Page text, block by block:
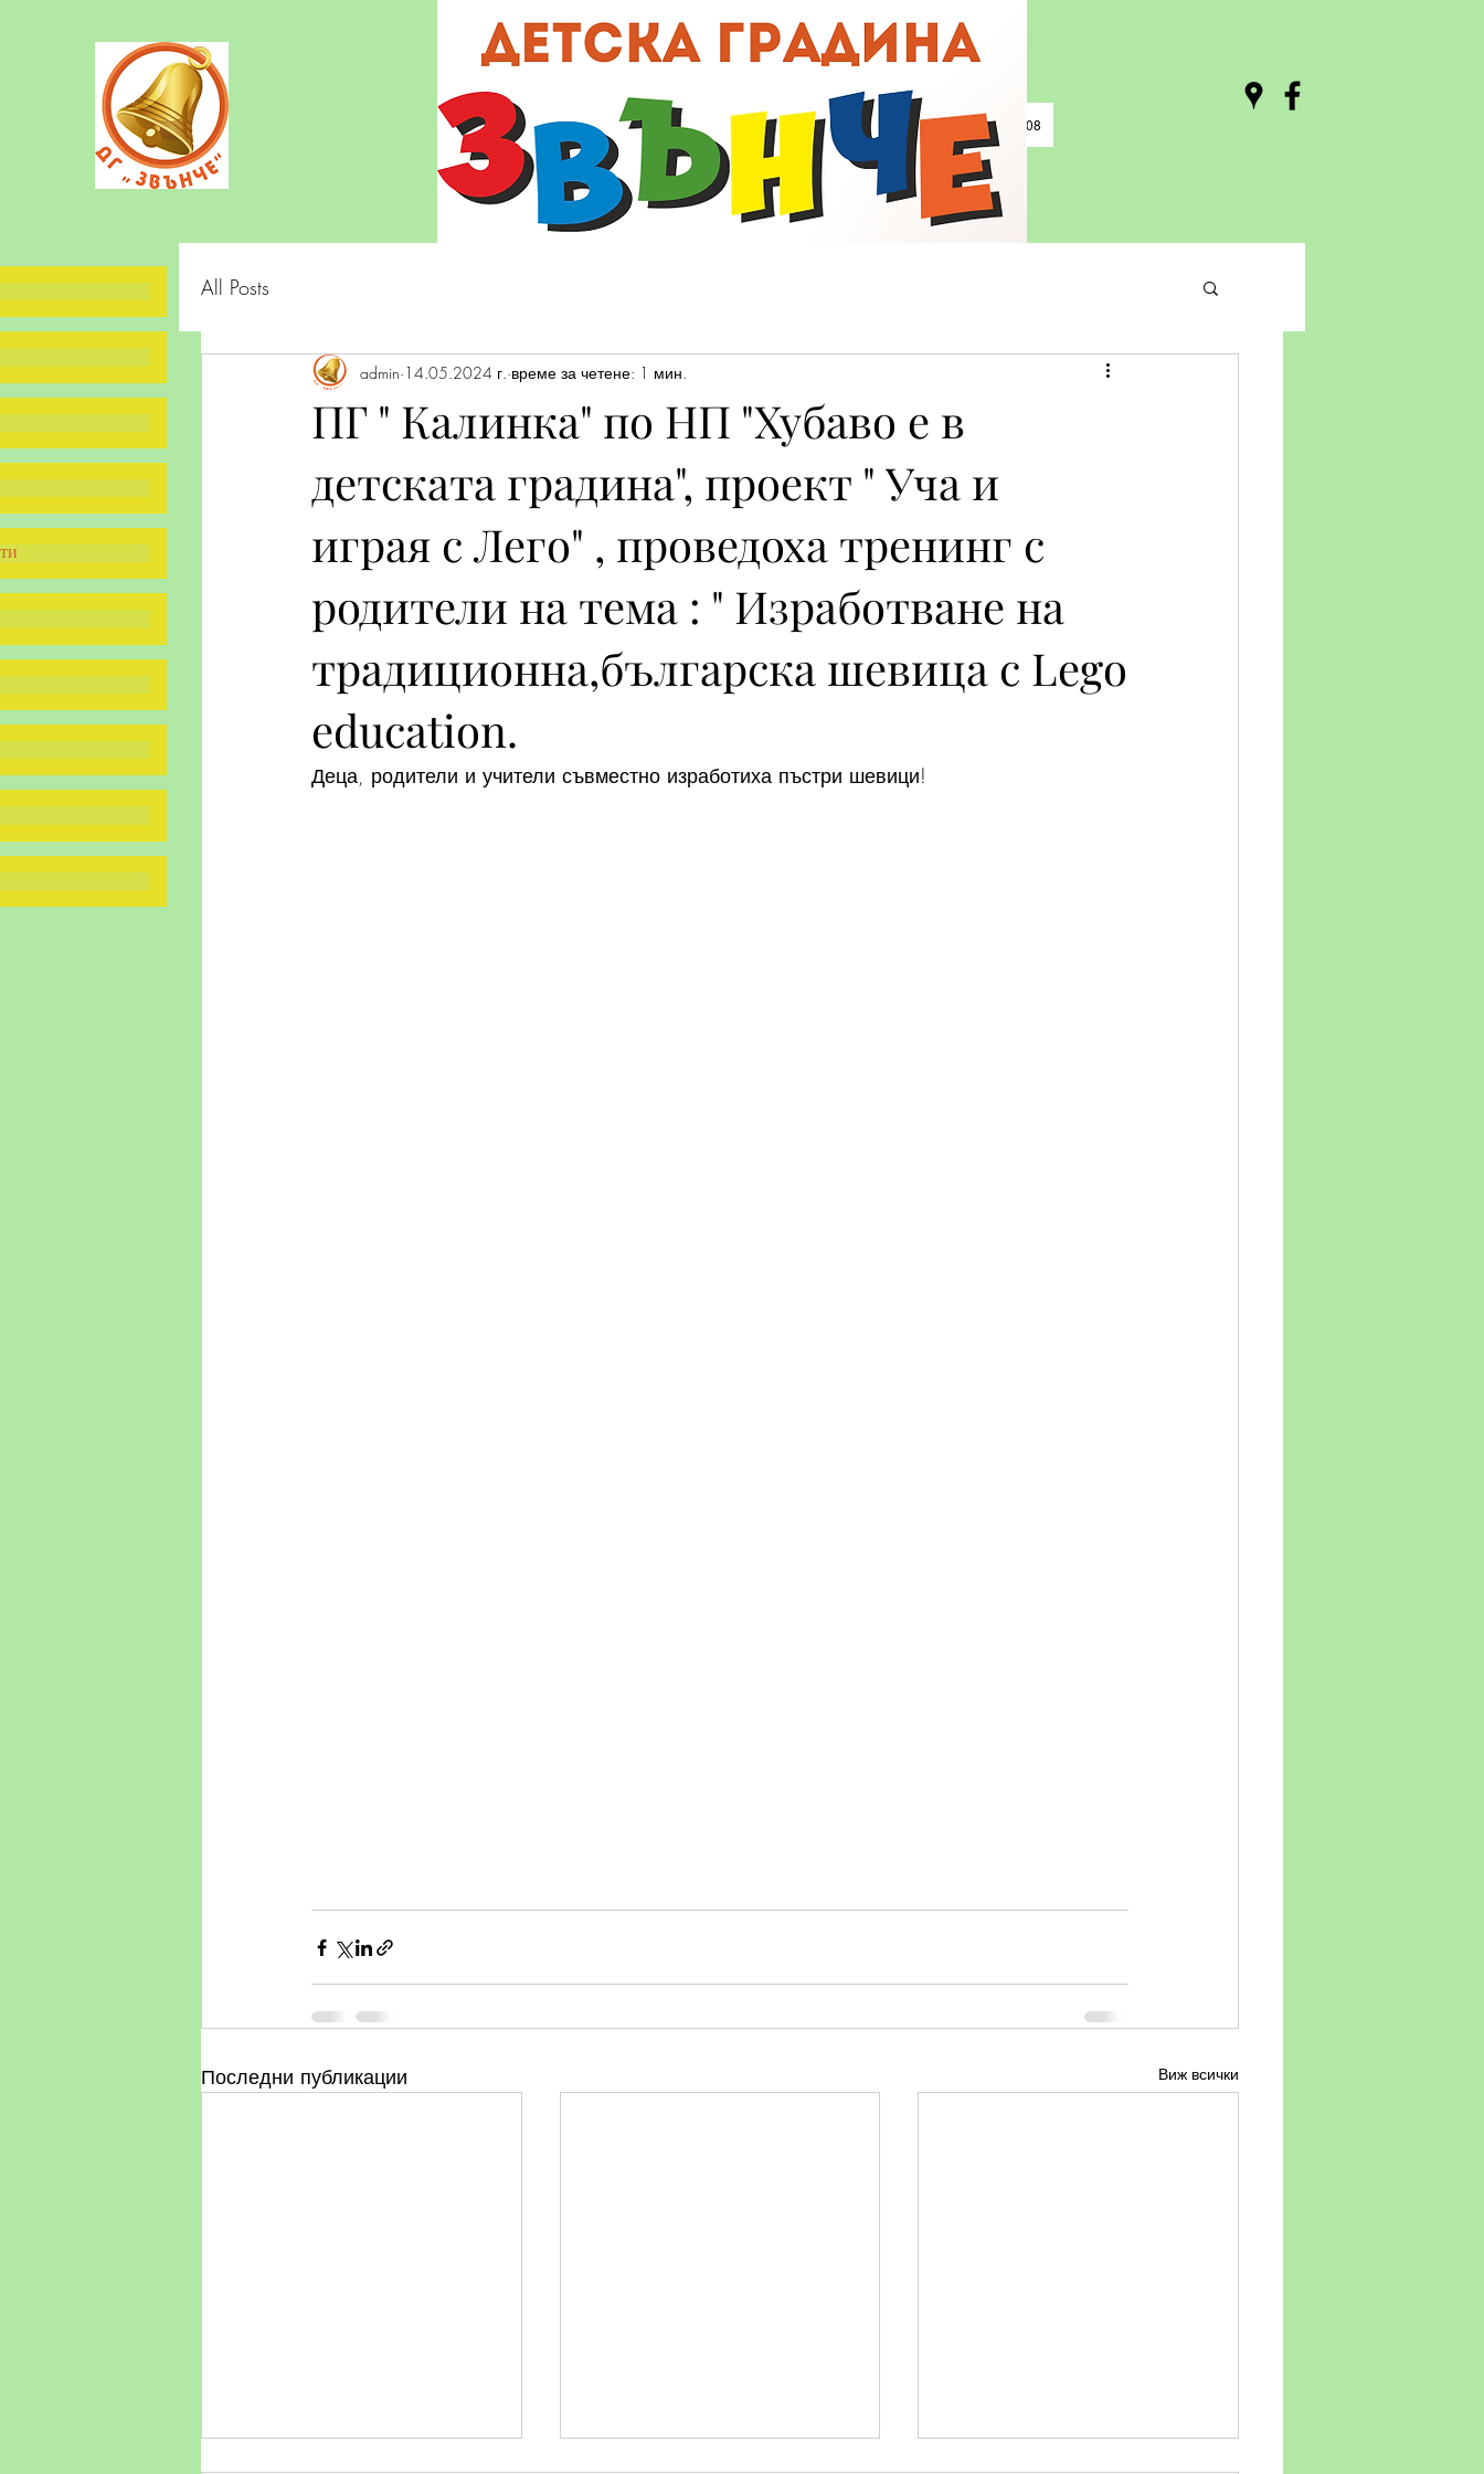
00:00 / 03:08
All Posts
ПГ " Калинка" по НП "Хубаво е в
детската градина", проект " Уча и
играя с Лего" , проведоха тренинг с
родители на тема : " Изработване на
традиционна,българска шевица с Lego
education.
admin 14.05.2024 г. време за четене: 1 мин.
Деца, родители и учители съвместно изработиха пъстри шевици!
Последни публикации Виж всички